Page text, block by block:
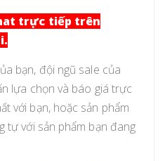
trực tiếp trên
bạn, đội ngũ sale của
lựa chọn và báo giá trực
với bạn, hoặc sản phẩm
tự với sản phẩm bạn đang